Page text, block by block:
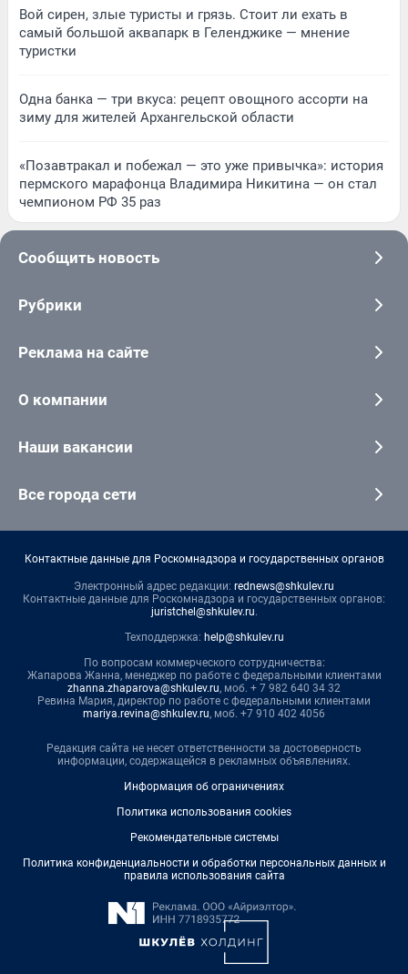
Вой сирен, злые туристы и грязь. Стоит ли ехать в
самый большой аквапарк в Геленджике — мнение
туристки
Одна банка — три вкуса: рецепт овощного ассорти на
зиму для жителей Архангельской области
«Позавтракал и побежал — это уже привычка»: история
пермского марафонца Владимира Никитина — он стал
чемпионом РФ 35 раз
Сообщить новость
Рубрики
Реклама на сайте
О компании
Наши вакансии
Все города сети
Контактные данные для Роскомнадзора и государственных органов
Электронный адрес редакции: rednews@shkulev.ru
Контактные данные для Роскомнадзора и государственных органов:
juristchel@shkulev.ru.
Техподдержка: help@shkulev.ru
По вопросам коммерческого сотрудничества:
Жапарова Жанна, менеджер по работе с федеральными клиентами
zhanna.zhaparova@shkulev.ru, моб. + 7 982 640 34 32
Ревина Мария, директор по работе с федеральными клиентами
mariya.revina@shkulev.ru, моб. +7 910 402 4056
Редакция сайта не несет ответственности за достоверность
информации, содержащейся в рекламных объявлениях.
Информация об ограничениях
Политика использования cookies
Рекомендательные системы
Политика конфиденциальности и обработки персональных данных и
правила использования сайта